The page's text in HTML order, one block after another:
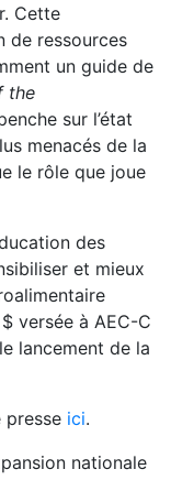
Cette
de ressources
un guide de
the
sur l’état
menacés de la
le rôle que joue
des
et mieux
versée à AEC-C
lancement de la
presse ici.